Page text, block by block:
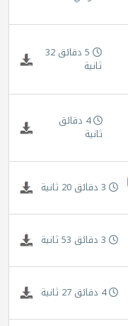
5 دقائق 32
ثانية
4 دقائق
ثانية
3 دقائق 20 ثانية
3 دقائق 53 ثانية
4 دقائق 27 ثانية